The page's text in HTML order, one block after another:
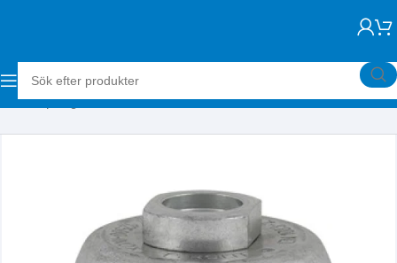
Hem Slipning Stålborstar